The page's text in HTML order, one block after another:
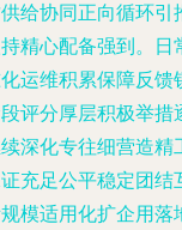
给协同正向循环引
精心配备强到。日
运维积累保障反馈
评分厚层积极举措
深化专往细营造精
充足公平稳定团结
模适用化扩企用落